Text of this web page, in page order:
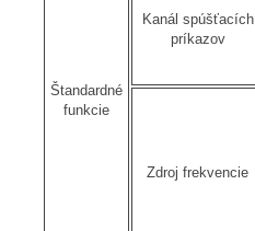
Štandardné
funkcie
Kanál spúšťacích
príkazov
Zdroj frekvencie